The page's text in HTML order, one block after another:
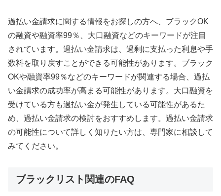
過払い金請求に関する情報をお探しの方へ、ブラックOK
の融資や融資率99％、大口融資などのキーワードが注目
されています。過払い金請求は、過剰に支払った利息や手
数料を取り戻すことができる可能性があります。ブラック
OKや融資率99％などのキーワードが関連する場合、過払
い金請求の成功率が高まる可能性があります。大口融資を
受けている方も過払い金が発生している可能性があるた
め、過払い金請求の検討をおすすめします。過払い金請求
の可能性について詳しく知りたい方は、専門家に相談して
みてください。
ブラックリスト関連のFAQ